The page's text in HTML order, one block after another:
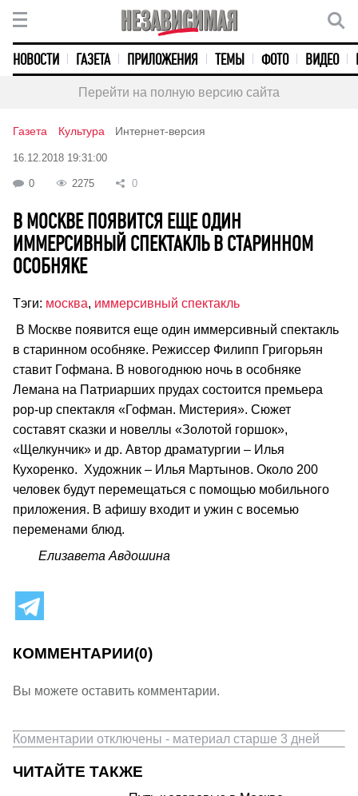
НОВОСТИ ГАЗЕТА ПРИЛОЖЕНИЯ ТЕМЫ ФОТО ВИДЕО
Перейти на полную версию сайта
Газета Культура Интернет-версия
16.12.2018 19:31:00
0 2275 0
В МОСКВЕ ПОЯВИТСЯ ЕЩЕ ОДИН
ИММЕРСИВНЫЙ СПЕКТАКЛЬ В СТАРИННОМ
ОСОБНЯКЕ
Тэги: москва, иммерсивный спектакль
В Москве появится еще один иммерсивный спектакль
в старинном особняке. Режиссер Филипп Григорьян
ставит Гофмана. В новогоднюю ночь в особняке
Лемана на Патриарших прудах состоится премьера
pop-up спектакля «Гофман. Мистерия». Сюжет
составят сказки и новеллы «Золотой горшок»,
«Щелкунчик» и др. Автор драматургии – Илья
Кухоренко. Художник – Илья Мартынов. Около 200
человек будут перемещаться с помощью мобильного
приложения. В афишу входит и ужин с восемью
переменами блюд.
Елизавета Авдошина
КОММЕНТАРИИ(0)
Вы можете оставить комментарии.
Комментарии отключены - материал старше 3 дней
ЧИТАЙТЕ ТАКЖЕ